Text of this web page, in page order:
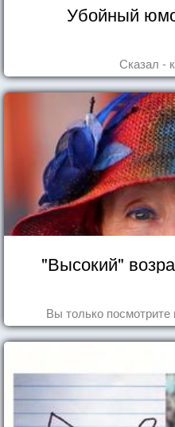
Убойный
Сказал -
"Высокий"
Вы только посмотрите